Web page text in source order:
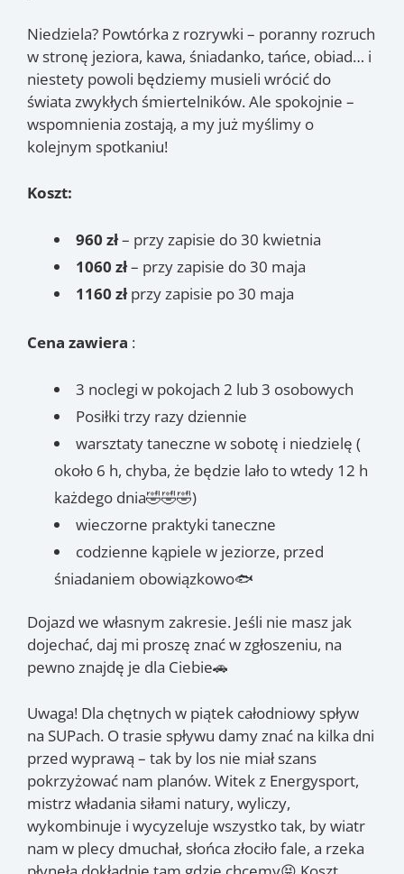
Niedziela? Powtórka z rozrywki – poranny rozruch
w stronę jeziora, kawa, śniadanko, tańce, obiad… i
niestety powoli będziemy musieli wrócić do
świata zwykłych śmiertelników. Ale spokojnie –
wspomnienia zostają, a my już myślimy o
kolejnym spotkaniu!
Koszt:
960 zł– przy zapisie do 30 kwietnia
1060 zł– przy zapisie do 30 maja
1160 złprzy zapisie po 30 maja
Cena zawiera :
3 noclegi w pokojach 2 lub 3 osobowych
Posiłki trzy razy dziennie
warsztaty taneczne w sobotę i niedzielę (
około 6 h, chyba, że będzie lało to wtedy 12 h
każdego dnia🤣🤣🤣)
wieczorne praktyki taneczne
codzienne kąpiele w jeziorze, przed
śniadaniem obowiązkowo🐟
Dojazd we własnym zakresie. Jeśli nie masz jak
dojechać, daj mi proszę znać w zgłoszeniu, na
pewno znajdę je dla Ciebie🚗
Uwaga! Dla chętnych w piątek całodniowy spływ
na SUPach. O trasie spływu damy znać na kilka dni
przed wyprawą – tak by los nie miał szans
pokrzyżować nam planów. Witek z Energysport,
mistrz władania siłami natury, wyliczy,
wykombinuje i wycyzeluje wszystko tak, by wiatr
nam w plecy dmuchał, słońca złociło fale, a rzeka